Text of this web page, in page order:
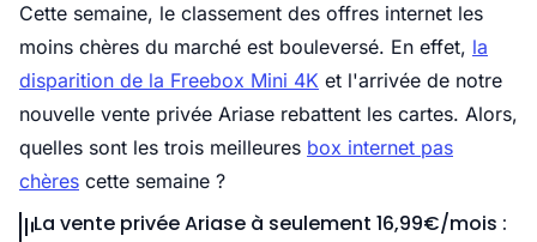
Cette semaine, le classement des offres internet les
moins chères du marché est bouleversé. En effet, la
disparition de la Freebox Mini 4K et l'arrivée de notre
nouvelle vente privée Ariase rebattent les cartes. Alors,
quelles sont les trois meilleures box internet pas
chères cette semaine ?
La vente privée Ariase à seulement 16,99€/mois :